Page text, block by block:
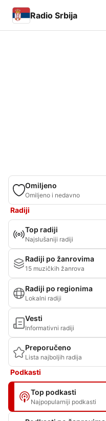
Radio Srbija
Omiljeno
Omiljeno i nedavno
Radiji
Top radiji
Najslušaniji radiji
Radiji po žanrovima
15 muzičkih žanrova
Radiji po regionima
Lokalni radiji
Vesti
Informativni radiji
Preporučeno
Lista najboljih radija
Podkasti
Top podkasti
Najpopularniji podkasti